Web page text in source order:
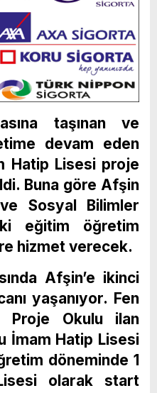
taşınan ve
devam eden
Hatip Lisesi proje
Buna göre Afşin
Sosyal Bilimler
eğitim öğretim
hizmet verecek.
Afşin’e ikinci
yaşanıyor. Fen
Proje Okulu ilan
İmam Hatip Lisesi
döneminde 1
olarak start